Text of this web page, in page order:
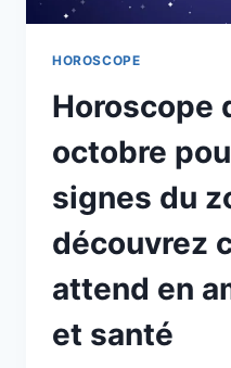
EN
SANTÉ
HOROSCOPE
Horoscope
octobre
signes du
découvrez
attend en
et santé